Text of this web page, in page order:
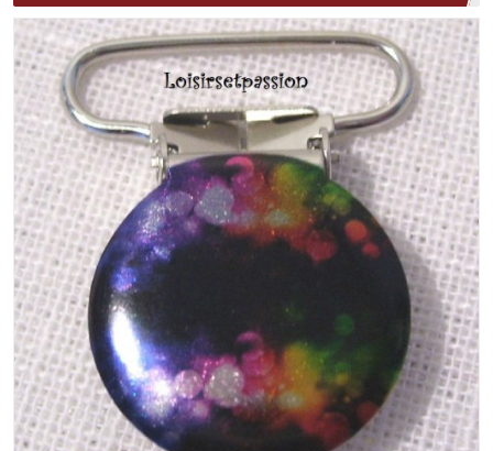
Attache Tétine, doudou, métal peint émaillé